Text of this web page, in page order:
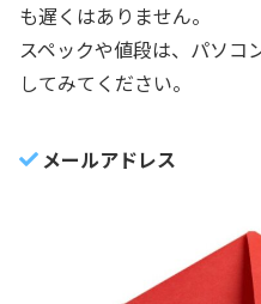
も遅くはありません。
スペックや値段は、パソコ
してみてください。
メールアドレス